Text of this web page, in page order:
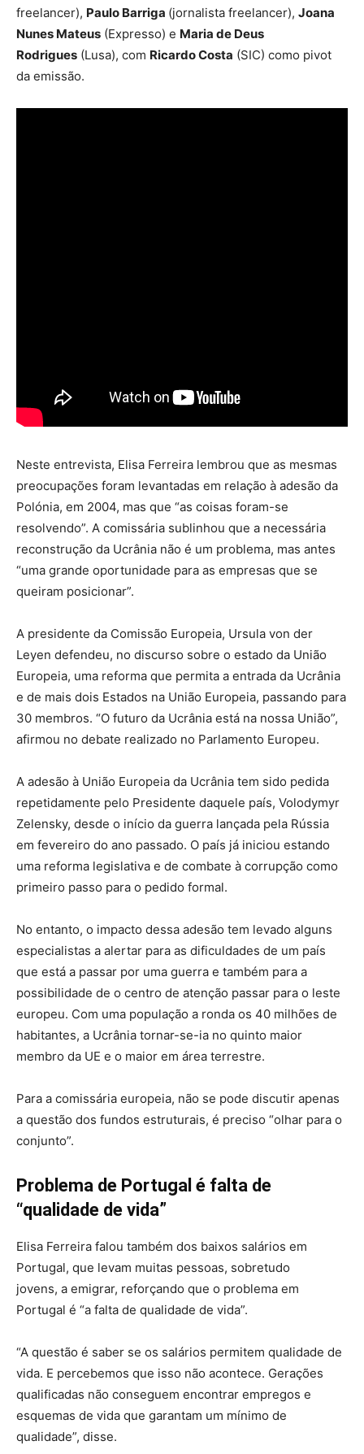
freelancer), Paulo Barriga (jornalista freelancer), Joana
Nunes Mateus (Expresso) e Maria de Deus
Rodrigues (Lusa), com Ricardo Costa (SIC) como pivot
da emissão.
Neste entrevista, Elisa Ferreira lembrou que as mesmas
preocupações foram levantadas em relação à adesão da
Polónia, em 2004, mas que “as coisas foram-se
resolvendo”. A comissária sublinhou que a necessária
reconstrução da Ucrânia não é um problema, mas antes
“uma grande oportunidade para as empresas que se
queiram posicionar”.
A presidente da Comissão Europeia, Ursula von der
Leyen defendeu, no discurso sobre o estado da União
Europeia, uma reforma que permita a entrada da Ucrânia
e de mais dois Estados na União Europeia, passando para
30 membros. “O futuro da Ucrânia está na nossa União”,
afirmou no debate realizado no Parlamento Europeu.
A adesão à União Europeia da Ucrânia tem sido pedida
repetidamente pelo Presidente daquele país, Volodymyr
Zelensky, desde o início da guerra lançada pela Rússia
em fevereiro do ano passado. O país já iniciou estando
uma reforma legislativa e de combate à corrupção como
primeiro passo para o pedido formal.
No entanto, o impacto dessa adesão tem levado alguns
especialistas a alertar para as dificuldades de um país
que está a passar por uma guerra e também para a
possibilidade de o centro de atenção passar para o leste
europeu. Com uma população a ronda os 40 milhões de
habitantes, a Ucrânia tornar-se-ia no quinto maior
membro da UE e o maior em área terrestre.
Para a comissária europeia, não se pode discutir apenas
a questão dos fundos estruturais, é preciso “olhar para o
conjunto”.
Problema de Portugal é falta de
“qualidade de vida”
Elisa Ferreira falou também dos baixos salários em
Portugal, que levam muitas pessoas, sobretudo
jovens, a emigrar, reforçando que o problema em
Portugal é “a falta de qualidade de vida”.
“A questão é saber se os salários permitem qualidade de
vida. E percebemos que isso não acontece. Gerações
qualificadas não conseguem encontrar empregos e
esquemas de vida que garantam um mínimo de
qualidade”, disse.